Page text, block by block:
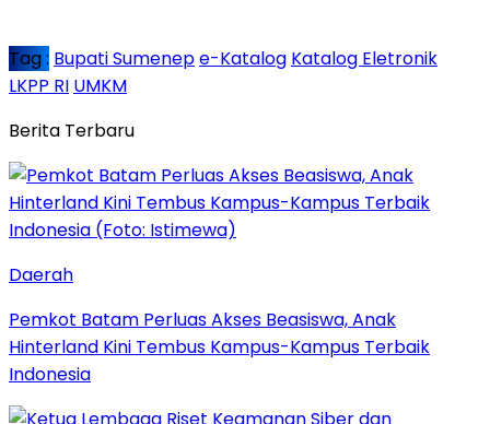
Tag : Bupati Sumenepe-Katalog Katalog Eletronik
LKPP RI UMKM
Berita Terbaru
Daerah
Pemkot Batam Perluas Akses Beasiswa, Anak
Hinterland Kini Tembus Kampus-Kampus Terbaik
Indonesia